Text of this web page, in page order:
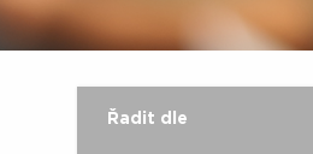
Řadit dle